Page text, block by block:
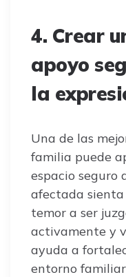
4. Crear
apoyo
la
Una de las
familia puede
espacio seguro
afectada sienta
temor a ser
activamente y
ayuda a
entorno